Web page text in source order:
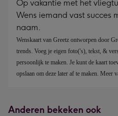
Op vakantie met het
Wens iemand vast succes
naam.
Wenskaart van Greetz ontworpen door
trends. Voeg je eigen foto('s), tekst, &
persoonlijk te maken. Je kunt de kaart
opslaan om deze later af te maken. Meer
Anderen bekeken ook